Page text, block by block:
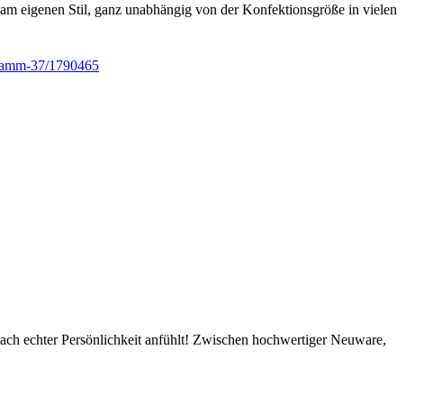
eigenen Stil, ganz unabhängig von der Konfektionsgröße in vielen
37/1790465
echter Persönlichkeit anfühlt! Zwischen hochwertiger Neuware,